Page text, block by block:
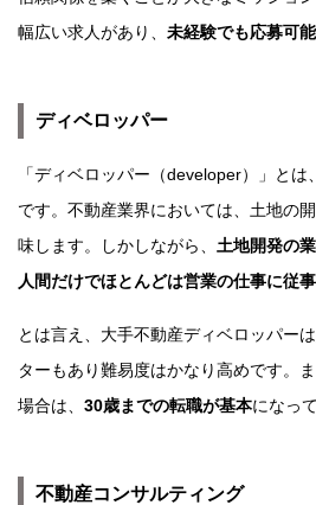
幅広い求人があり、 未経験でも応募可
ディベロッパー
「ディベロッパー（developer）」と
です。不動産業界においては、土地の
味します。しかしながら、 土地開発の
人間だけでほとんどは営業の仕事に従事
とは言え、大手不動産ディベロッパー
ターもあり難易度はかなり高めです。
場合は、 30歳までの転職が基本になっ
不動産コンサルティング